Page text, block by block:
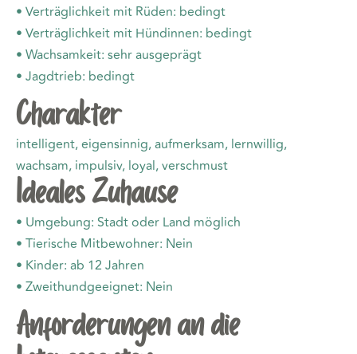
• Verträglichkeit mit Rüden: bedingt
• Verträglichkeit mit Hündinnen: bedingt
• Wachsamkeit: sehr ausgeprägt
• Jagdtrieb: bedingt
Charakter
intelligent, eigensinnig, aufmerksam, lernwillig,
wachsam, impulsiv, loyal, verschmust
Ideales Zuhause
• Umgebung: Stadt oder Land möglich
• Tierische Mitbewohner: Nein
• Kinder: ab 12 Jahren
• Zweithundgeeignet: Nein
Anforderungen an die